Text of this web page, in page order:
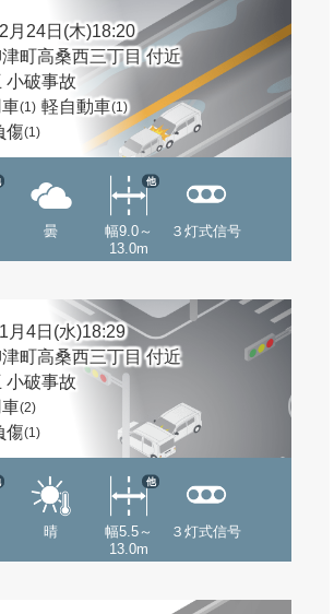
月24日(木)18:20
町高桑西三丁目 付近
小破事故
(1) 軽自動車(1)
傷(1)
曇
幅9.0～
13.0m
他
３灯式信号
月4日(水)18:29
町高桑西三丁目 付近
小破事故
(2)
傷(1)
晴
幅5.5～
13.0m
他
３灯式信号